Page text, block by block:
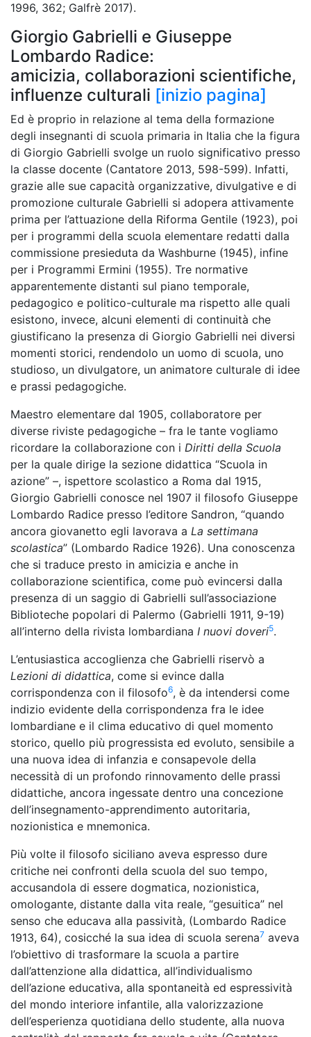
1996, 362; Galfrè 2017).
Giorgio Gabrielli e Giuseppe
Lombardo Radice:
amicizia, collaborazioni scientifiche,
influenze culturali [inizio pagina]
Ed è proprio in relazione al tema della formazione
degli insegnanti di scuola primaria in Italia che la figura
di Giorgio Gabrielli svolge un ruolo significativo presso
la classe docente (Cantatore 2013, 598-599). Infatti,
grazie alle sue capacità organizzative, divulgative e di
promozione culturale Gabrielli si adopera attivamente
prima per l’attuazione della Riforma Gentile (1923), poi
per i programmi della scuola elementare redatti dalla
commissione presieduta da Washburne (1945), infine
per i Programmi Ermini (1955). Tre normative
apparentemente distanti sul piano temporale,
pedagogico e politico-culturale ma rispetto alle quali
esistono, invece, alcuni elementi di continuità che
giustificano la presenza di Giorgio Gabrielli nei diversi
momenti storici, rendendolo un uomo di scuola, uno
studioso, un divulgatore, un animatore culturale di idee
e prassi pedagogiche.
Maestro elementare dal 1905, collaboratore per
diverse riviste pedagogiche – fra le tante vogliamo
ricordare la collaborazione con i Diritti della Scuola
per la quale dirige la sezione didattica “Scuola in
azione” –, ispettore scolastico a Roma dal 1915,
Giorgio Gabrielli conosce nel 1907 il filosofo Giuseppe
Lombardo Radice presso l’editore Sandron, “quando
ancora giovanetto egli lavorava a La settimana
scolastica” (Lombardo Radice 1926). Una conoscenza
che si traduce presto in amicizia e anche in
collaborazione scientifica, come può evincersi dalla
presenza di un saggio di Gabrielli sull’associazione
Biblioteche popolari di Palermo (Gabrielli 1911, 9-19)
all’interno della rivista lombardiana I nuovi doveri5.
L’entusiastica accoglienza che Gabrielli riservò a
Lezioni di didattica, come si evince dalla
corrispondenza con il filosofo6, è da intendersi come
indizio evidente della corrispondenza fra le idee
lombardiane e il clima educativo di quel momento
storico, quello più progressista ed evoluto, sensibile a
una nuova idea di infanzia e consapevole della
necessità di un profondo rinnovamento delle prassi
didattiche, ancora ingessate dentro una concezione
dell’insegnamento-apprendimento autoritaria,
nozionistica e mnemonica.
Più volte il filosofo siciliano aveva espresso dure
critiche nei confronti della scuola del suo tempo,
accusandola di essere dogmatica, nozionistica,
omologante, distante dalla vita reale, “gesuitica” nel
senso che educava alla passività, (Lombardo Radice
1913, 64), cosicché la sua idea di scuola serena7 aveva
l’obiettivo di trasformare la scuola a partire
dall’attenzione alla didattica, all’individualismo
dell’azione educativa, alla spontaneità ed espressività
del mondo interiore infantile, alla valorizzazione
dell’esperienza quotidiana dello studente, alla nuova